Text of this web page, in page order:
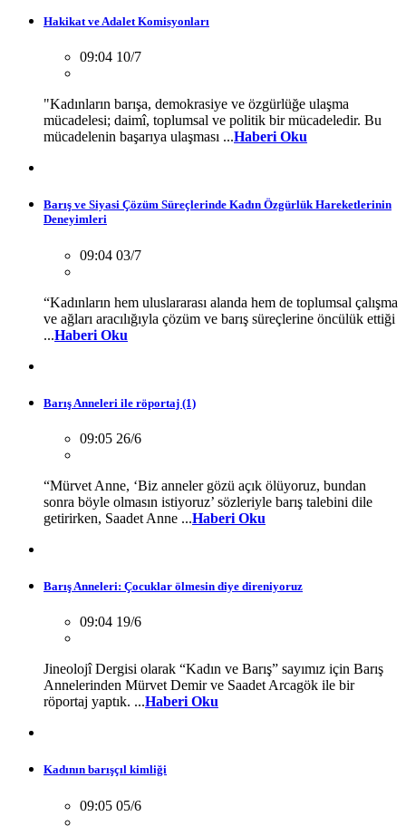
Hakikat ve Adalet Komisyonları
09:04 10/7
"Kadınların barışa, demokrasiye ve özgürlüğe ulaşma
mücadelesi; daimî, toplumsal ve politik bir mücadeledir. Bu
mücadelenin başarıya ulaşması ...Haberi Oku
Barış ve Siyasi Çözüm Süreçlerinde Kadın Özgürlük Hareketlerinin
Deneyimleri
09:04 03/7
“Kadınların hem uluslararası alanda hem de toplumsal çalışma
ve ağları aracılığıyla çözüm ve barış süreçlerine öncülük ettiği
...Haberi Oku
Barış Anneleri ile röportaj (1)
09:05 26/6
“Mürvet Anne, ‘Biz anneler gözü açık ölüyoruz, bundan
sonra böyle olmasın istiyoruz’ sözleriyle barış talebini dile
getirirken, Saadet Anne ...Haberi Oku
Barış Anneleri: Çocuklar ölmesin diye direniyoruz
09:04 19/6
Jineolojî Dergisi olarak “Kadın ve Barış” sayımız için Barış
Annelerinden Mürvet Demir ve Saadet Arcagök ile bir
röportaj yaptık. ...Haberi Oku
Kadının barışçıl kimliği
09:05 05/6